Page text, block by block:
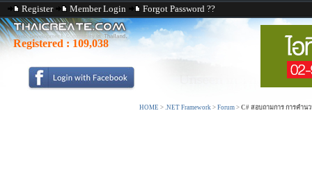
Register Member Login Forgot Password ??
Registered : 109,038
HOME > .NET Framework > Forum > C# สอบถามการ การคำนว